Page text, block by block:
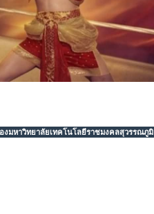
มหาวิทยาลัยเทคโนโลยีราชมงคลสุวรรณภูมิ